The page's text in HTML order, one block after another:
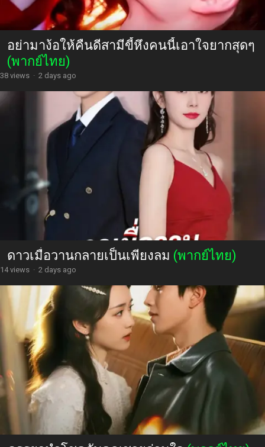
อย่ามาง้อให้คืนดีสามีขี้หึงคนนี้เอาใจยากสุดๆ
(พากย์ไทย)
38 views · 2 days ago
ดาวเมื่อวานกลายเป็นเพียงลม (พากย์ไทย)
14 views · 2 days ago